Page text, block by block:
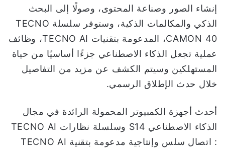
إنشاء الصور وصناعة المحتوى، وصولًا إلى البحث
الذكي والمكالمات الذكية، وستوفر سلسلة TECNO
CAMON 40، المدعومة بتقنيات TECNO AI، وظائف
عملية تجعل الذكاء الاصطناعي جزءًا أساسيًا من حياة
المستهلكين وسيتم الكشف عن مزيد من التفاصيل
خلال حدث الإطلاق الرسمي.
أحدث أجهزة الكمبيوتر المحمولة الرائدة في مجال
الذكاء الاصطناعي S14 وسلسلة نظارات TECNO AI
: اتصال سلس وإنتاجية مدعومة بتقنية TECNO AI